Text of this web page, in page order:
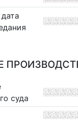
суда